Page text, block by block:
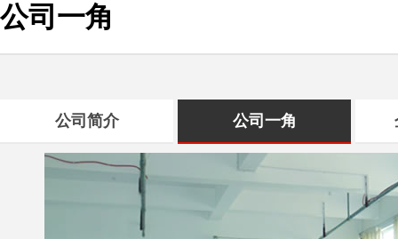
公司一角
公司简介 公司一角